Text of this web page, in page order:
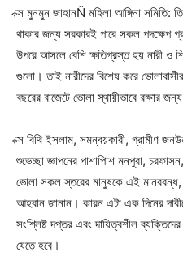
ক্স মুনমুন জাহানÑ মহিলা আঙ্গিনা সমিতি:
থাকার জন্য সরকারই পারে সকল পদক্ষেপ
উপরে আসলে বেশি ক্ষতিগ্রস্ত হয় নারী ও
গুলো। তাই নারীদের বিশেষ করে
বছরের বাজেটে ভোলা স্থায়ীভাবে রক্ষার
ক্স বিথি ইসলাম, সমন্বয়কারী, গ্রামীণ
শুভেচ্ছা জ্ঞাপনের পাশাপািশ মনপুরা,
ভোলা সকল স্তরের মানুষকে এই মানববন্ধ,
আহবান জানান। কারন এটা এক দিনের
সংশ্লিষ্ট দপ্তর এবং দায়িত্বশীল ব্যক্তিদের
যেতে হবে।